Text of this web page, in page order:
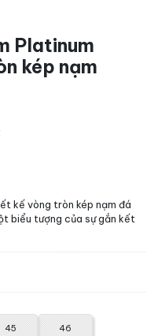
Platinum
kép nạm
kế vòng tròn kép nạm đá
biểu tượng của sự gắn kết
45 46